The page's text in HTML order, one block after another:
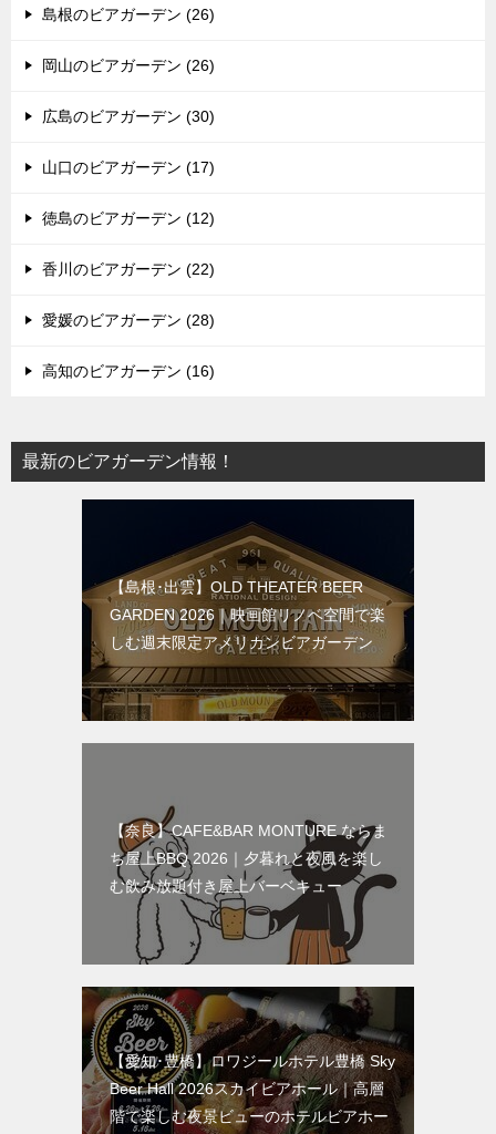
島根のビアガーデン (26)
岡山のビアガーデン (26)
広島のビアガーデン (30)
山口のビアガーデン (17)
徳島のビアガーデン (12)
香川のビアガーデン (22)
愛媛のビアガーデン (28)
高知のビアガーデン (16)
最新のビアガーデン情報！
【島根･出雲】OLD THEATER BEER
GARDEN 2026｜映画館リノベ空間で楽
しむ週末限定アメリカンビアガーデン
【奈良】CAFE&BAR MONTURE ならま
ち屋上BBQ 2026｜夕暮れと夜風を楽し
む飲み放題付き屋上バーベキュー
【愛知･豊橋】ロワジールホテル豊橋 Sky
Beer Hall 2026スカイビアホール｜高層
階で楽しむ夜景ビューのホテルビアホー